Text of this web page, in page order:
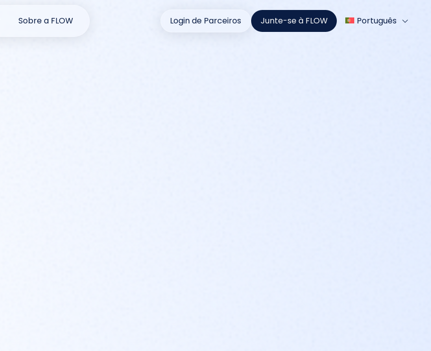
Sobre a FLOW Login de Parceiros Junte-se à FLOW Português